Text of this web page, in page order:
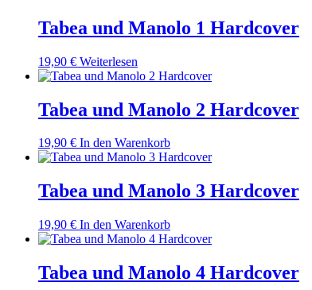
Tabea und Manolo 1 Hardcover
19,90 € Weiterlesen
Tabea und Manolo 2 Hardcover
19,90 € In den Warenkorb
Tabea und Manolo 3 Hardcover
19,90 € In den Warenkorb
Tabea und Manolo 4 Hardcover